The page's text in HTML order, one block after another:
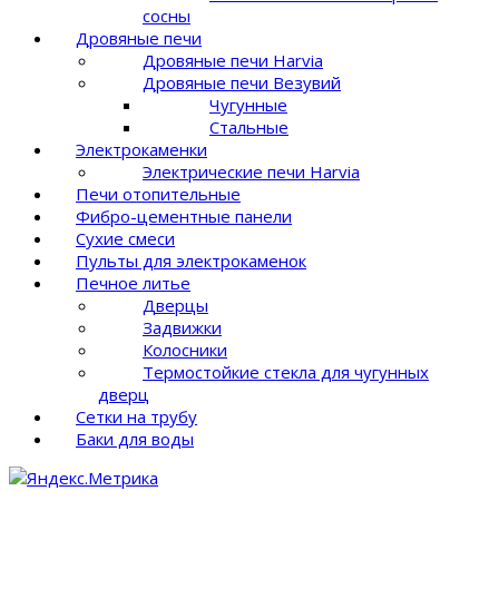
сосны
Дровяные печи
Дровяные печи Harvia
Дровяные печи Везувий
Чугунные
Стальные
Электрокаменки
Электрические печи Harvia
Печи отопительные
Фибро-цементные панели
Сухие смеси
Пульты для электрокаменок
Печное литье
Дверцы
Задвижки
Колосники
Термостойкие стекла для чугунных
дверц
Сетки на трубу
Баки для воды